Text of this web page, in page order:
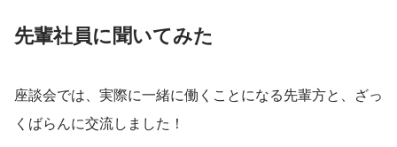
先輩社員に聞いてみた
座談会では、実際に一緒に働くことになる先輩方と、ざっ
くばらんに交流しました！